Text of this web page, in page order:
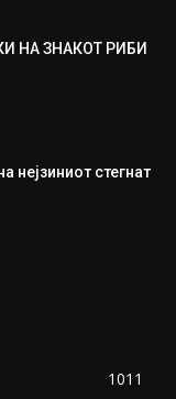
НА ЗНАКОТ РИБИ
нејзиниот стегнат
1011